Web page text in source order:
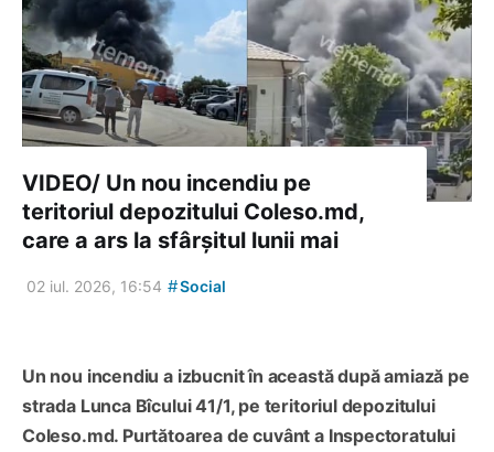
VIDEO/ Un nou incendiu pe
teritoriul depozitului Coleso.md,
care a ars la sfârșitul lunii mai
02 iul. 2026, 16:54 #Social
Un nou incendiu a izbucnit în această după amiază pe
strada Lunca Bîcului 41/1, pe teritoriul depozitului
Coleso.md. Purtătoarea de cuvânt a Inspectoratului